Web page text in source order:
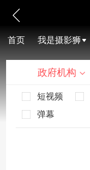
首页 我是摄影狮
政府机构
短视频
弹幕